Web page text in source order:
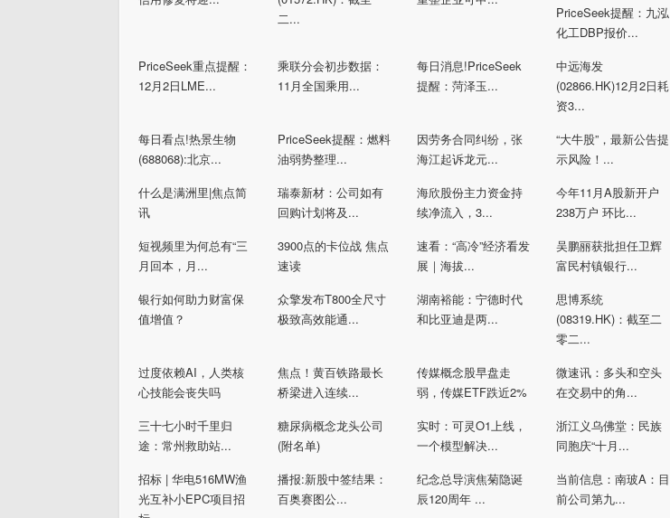
二...
PriceSeek提醒：九泓
化工DBP报价...
PriceSeek重点提醒：
12月2日LME...
乘联分会初步数据：
11月全国乘用...
每日消息!PriceSeek
提醒：菏泽玉...
中远海发
(02866.HK)12月2日耗
资3...
每日看点!热景生物
(688068):北京...
PriceSeek提醒：燃料
油弱势整理...
因劳务合同纠纷，张
海江起诉龙元...
“大牛股”，最新公告提
示风险！...
什么是满洲里|焦点简
讯
瑞泰新材：公司如有
回购计划将及...
海欣股份主力资金持
续净流入，3...
今年11月A股新开户
238万户 环比...
短视频里为何总有“三
月回本，月...
3900点的卡位战 焦点
速读
速看：“高冷”经济看发
展｜海拔...
吴鹏丽获批担任卫辉
富民村镇银行...
银行如何助力财富保
值增值？
众擎发布T800全尺寸
极致高效能通...
湖南裕能：宁德时代
和比亚迪是两...
思博系统
(08319.HK)：截至二
零二...
过度依赖AI，人类核
心技能会丧失吗
焦点！黄百铁路最长
桥梁进入连续...
传媒概念股早盘走
弱，传媒ETF跌近2%
微速讯：多头和空头
在交易中的角...
三十七小时千里归
途：常州救助站...
糖尿病概念龙头公司
(附名单)
实时：可灵O1上线，
一个模型解决...
浙江义乌佛堂：民族
同胞庆“十月...
招标 | 华电516MW渔
光互补小EPC项目招
播报:新股中签结果：
百奥赛图公...
纪念总导演焦菊隐诞
辰120周年 ...
当前信息：南玻A：目
前公司第九...